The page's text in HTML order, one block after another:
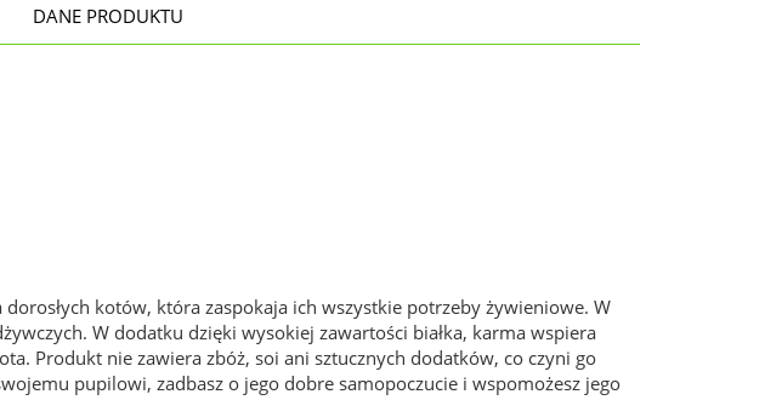
DANE PRODUKTU
kotów, która zaspokaja ich wszystkie potrzeby żywieniowe. W
W dodatku dzięki wysokiej zawartości białka, karma wspiera
Produkt nie zawiera zbóż, soi ani sztucznych dodatków, co czyni go
pupilowi, zadbasz o jego dobre samopoczucie i wspomożesz jego